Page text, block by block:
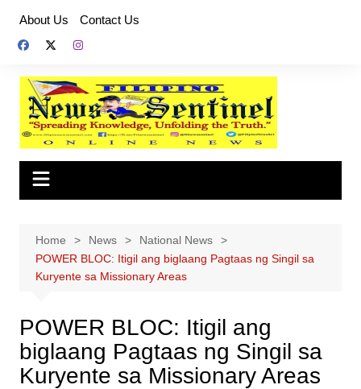
content
About Us Contact Us
Home News
National News
POWER BLOC: Itigil ang biglaang Pagtaas ng Singil sa
Kuryente sa Missionary Areas
POWER BLOC: Itigil ang
biglaang Pagtaas ng Singil sa
Kuryente sa Missionary Areas